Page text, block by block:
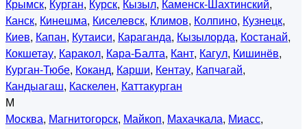
Крымск, Курган, Курск, Кызыл, Каменск-Шахтинский,
Канск, Кинешма, Киселевск, Климов, Колпино, Кузнецк,
Киев, Капан, Кутаиси, Караганда, Кызылорда, Костанай,
Кокшетау, Каракол, Кара-Балта, Кант, Кагул, Кишинёв,
Курган-Тюбе, Коканд, Карши, Кентау, Капчагай,
Кандыагаш, Каскелен, Каттакурган
М
Москва, Магнитогорск, Майкоп, Махачкала, Миасс,